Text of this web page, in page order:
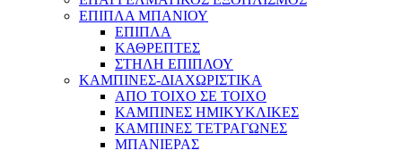
ΕΠΙΠΛΑ ΜΠΑΝΙΟΥ
ΕΠΙΠΛΑ
ΚΑΘΡΕΠΤΕΣ
ΣΤΗΛΗ ΕΠΙΠΛΟΥ
ΚΑΜΠΙΝΕΣ-ΔΙΑΧΩΡΙΣΤΙΚΑ
ΑΠΟ ΤΟΙΧΟ ΣΕ ΤΟΙΧΟ
ΚΑΜΠΙΝΕΣ ΗΜΙΚΥΚΛΙΚΕΣ
ΚΑΜΠΙΝΕΣ ΤΕΤΡΑΓΩΝΕΣ
ΜΠΑΝΙΕΡΑΣ